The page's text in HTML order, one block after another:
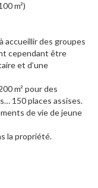
m²)
accueillir des groupes
cependant être
et d’une
m² pour des
150 places assises.
de vie de jeune
la propriété.